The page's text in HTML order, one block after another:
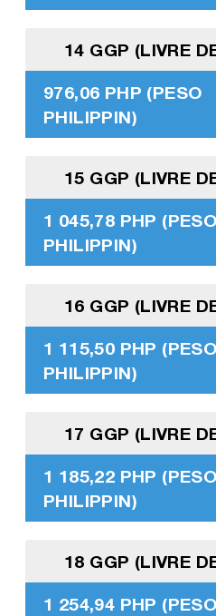
14 GGP (LIVRE
976,06 PHP (PESO
PHILIPPIN)
15 GGP (LIVRE
1 045,78 PHP (PESO
PHILIPPIN)
16 GGP (LIVRE
1 115,50 PHP (PESO
PHILIPPIN)
17 GGP (LIVRE
1 185,22 PHP (PESO
PHILIPPIN)
18 GGP (LIVRE
1 254,94 PHP (PESO